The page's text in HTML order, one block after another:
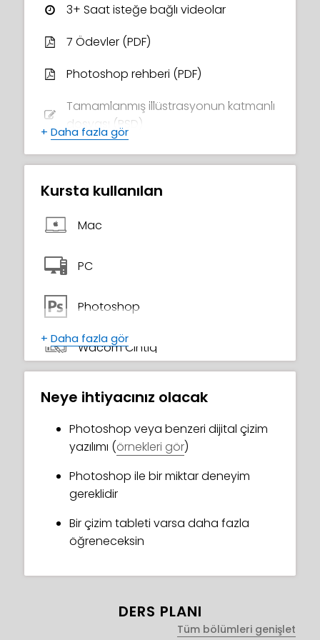
kendi muhteşem sanat eserlerinizi
yaratmak için gereken araçlara ve güvene
3+ Saat isteğe bağlı videolar
7 Ödevler (PDF)
Photoshop rehberi (PDF)
Tamamlanmış illüstrasyonun katmanlı
dosyası (PSD)
1 Süreç görüntüleri
Bonus materyal
Erika'nın özel Discord sanat
Tamamlama Sertifikası
+ Daha fazla gör
Kursta kullanılan
Mac
PC
Photoshop
Wacom Cintiq
+ Daha fazla gör
Neye ihtiyacınız olacak
Photoshop veya benzeri dijital çizim
yazılımı (örnekleri gör)
Photoshop ile bir miktar deneyim
gereklidir
Bir çizim tableti varsa daha fazla
öğreneceksin
DERS PLANI
Tüm bölümleri genişlet